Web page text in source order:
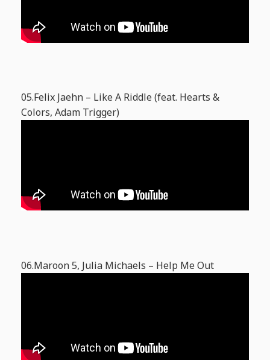
05.Felix Jaehn – Like A Riddle (feat. Hearts &
Colors, Adam Trigger)
06.Maroon 5, Julia Michaels – Help Me Out